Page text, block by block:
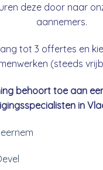
deze door naar
aannemers.
tot 3 offertes en
(steeds
behoort toe aan
in